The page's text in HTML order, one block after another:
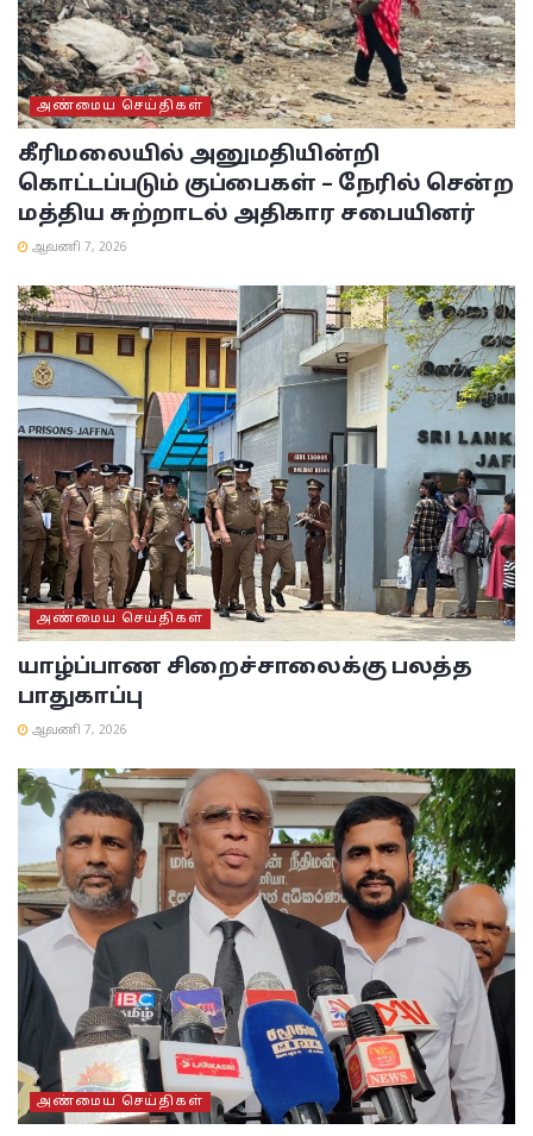
அண்மைய செய்திகள்
கீரிமலையில் அனுமதியின்றி
கொட்டப்படும் குப்பைகள் – நேரில் சென்ற
மத்திய சுற்றாடல் அதிகார சபையினர்
ஆவணி 7, 2026
அண்மைய செய்திகள்
யாழ்ப்பாண சிறைச்சாலைக்கு பலத்த
பாதுகாப்பு
ஆவணி 7, 2026
அண்மைய செய்திகள்